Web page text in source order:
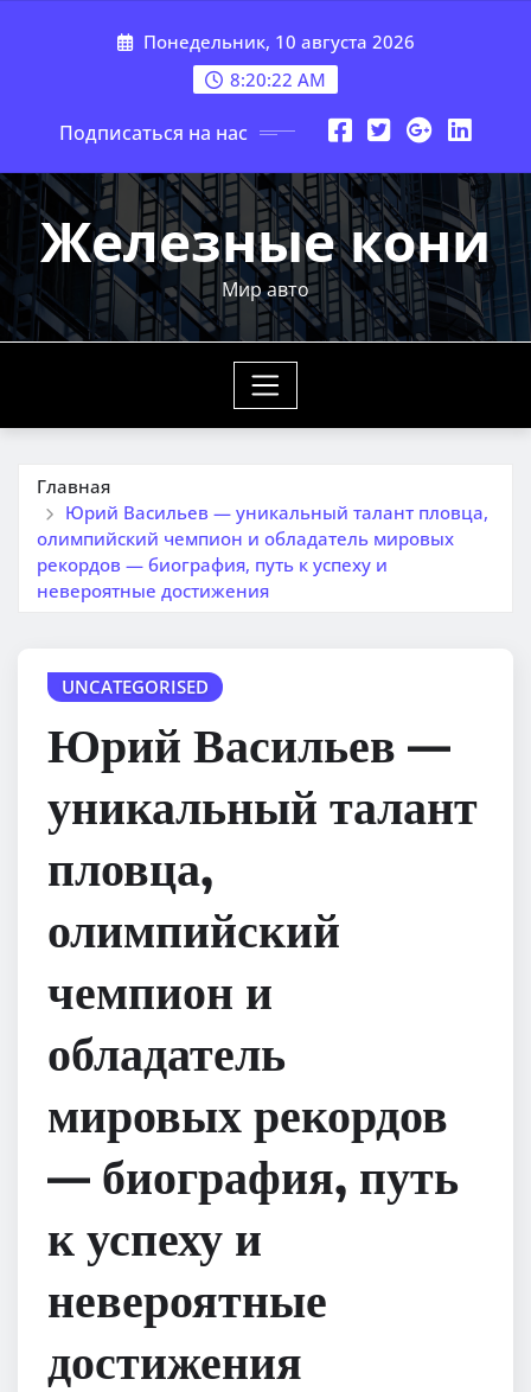
Понедельник, 10 августа 2026
8:20:23 AM
Подписаться на нас
Железные кони
Мир авто
Главная
Юрий Васильев — уникальный талант пловца,
олимпийский чемпион и обладатель мировых
рекордов — биография, путь к успеху и
невероятные достижения
UNCATEGORISED
Юрий Васильев —
уникальный талант
пловца,
олимпийский
чемпион и
обладатель
мировых рекордов
— биография, путь
к успеху и
невероятные
достижения